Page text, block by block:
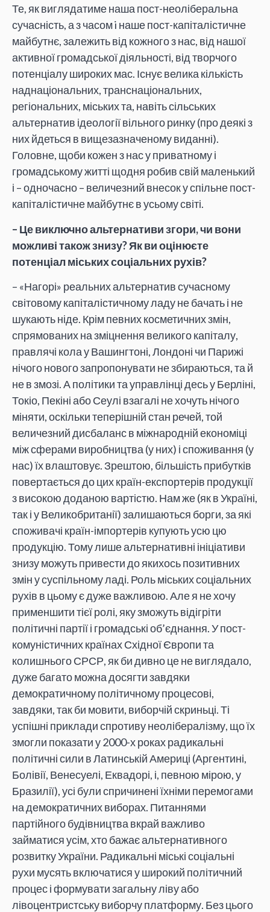
Те, як виглядатиме наша пост-неоліберальна
сучасність, а з часом i наше пост-капіталістичне
майбутнє, залежить від кожного з нас, від нашої
активної громадської діяльності, від творчого
потенціалу широких мас. Існує велика кількість
наднаціональних, транснаціональних,
регіональних, міських та, навіть сільських
альтернатив ідеології вільного ринку (про деякі з
них йдеться в вищезазначеному виданні).
Головне, щоби кожен з нас у приватному і
громадському житті щодня робив свій маленький
і – одночасно – величезний внесок у спільне пост-
капіталістичне майбутнє в усьому світі.
– Це виключно альтернативи згори, чи вони
можливі також знизу? Як ви оцінюєте
потенціал міських соціальних рухів?
– «Нагорі» реальних альтернатив сучасному
світовому капіталістичному ладу не бачать і не
шукають ніде. Крім певних косметичних змін,
спрямованих на зміцнення великого капіталу,
правлячі кола у Вашингтоні, Лондоні чи Парижі
нічого нового запропонувати не збираються, та й
не в змозі. А політики та управлінці десь у Берліні,
Токіо, Пекіні або Сеулі взагалі не хочуть нічого
міняти, оскільки теперішній стан речей, той
величезний дисбаланс в міжнародній економіці
між сферами виробництва (у них) і споживання (у
нас) їх влаштовує. Зрештою, більшість прибутків
повертається до цих країн-експортерів продукції
з високою доданою вартістю. Нам же (як в Україні,
так і у Великобританії) залишаються борги, за які
споживачі країн-імпортерів купують усю цю
продукцію. Тому лише альтернативні ініціативи
знизу можуть привести до якихось позитивних
змін у суспільному ладі. Роль міських соціальних
рухів в цьому є дуже важливою. Але я не хочу
применшити тієї ролі, яку зможуть відігріти
політичні партії і громадські об’єднання. У пост-
комуністичних країнах Східної Європи та
колишнього СРСР, як би дивно це не виглядало,
дуже багато можна досягти завдяки
демократичному політичному процесові,
завдяки, так би мовити, виборчій скриньці. Ті
успішні приклади спротиву неолібералізму, що їх
змогли показати у 2000-х роках радикальні
політичні сили в Латинській Америці (Аргентині,
Болівії, Венесуелі, Еквадорі, і, певною мірою, у
Бразилії), усі були спричинені їхніми перемогами
на демократичних виборах. Питаннями
партійного будівництва вкрай важливо
займатися усім, хто бажає альтернативного
розвитку України. Радикальні міські соціальні
рухи мусять включатися у широкий політичний
процес і формувати загальну ліву або
лівоцентристську виборчу платформу. Без цього